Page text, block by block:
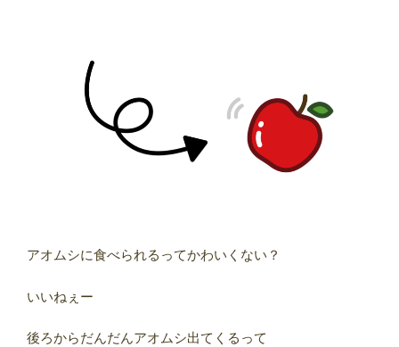
アオムシに食べられるってかわいくない？
いいねぇー
後ろからだんだんアオムシ出てくるって